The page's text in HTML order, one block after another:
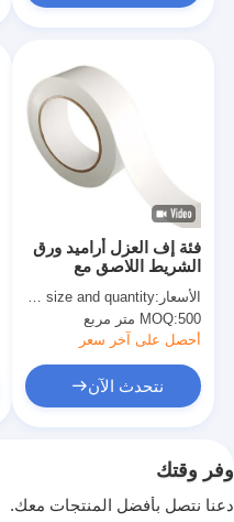
فئة إف العزل أراميد ورق
الشريط اللاصق مع
خيارات نموذج متعددة
الأسعار:quoted as per size and quantity
MOQ:500 متر مربع
أحصل على آخر سعر
نتحدث الآن
وفر وقتك
دعنا نتصل بأفضل المنتجات معك.